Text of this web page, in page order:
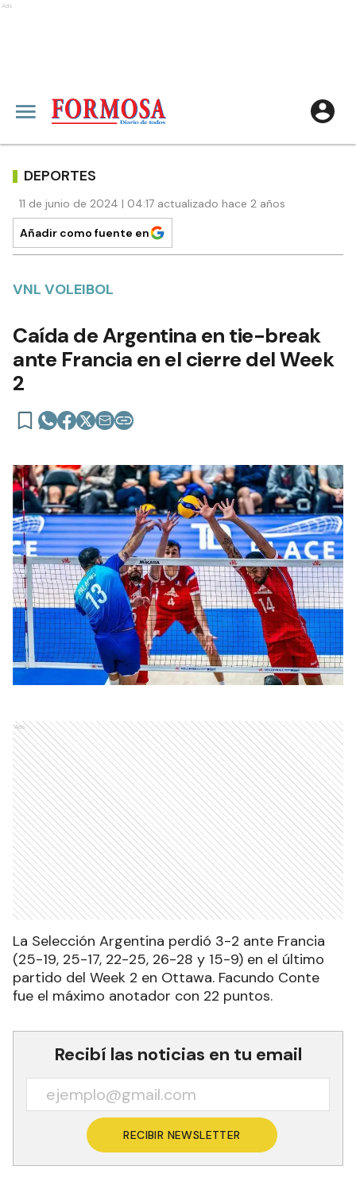
Ads
DEPORTES
11 de junio de 2024 | 04:17 actualizado hace 2 años
Añadir como fuente en
VNL VOLEIBOL
Caída de Argentina en tie-break
ante Francia en el cierre del Week
2
Ads
La Selección Argentina perdió 3-2 ante Francia
(25-19, 25-17, 22-25, 26-28 y 15-9) en el último
partido del Week 2 en Ottawa. Facundo Conte
fue el máximo anotador con 22 puntos.
Recibí las noticias en tu email
RECIBIR NEWSLETTER